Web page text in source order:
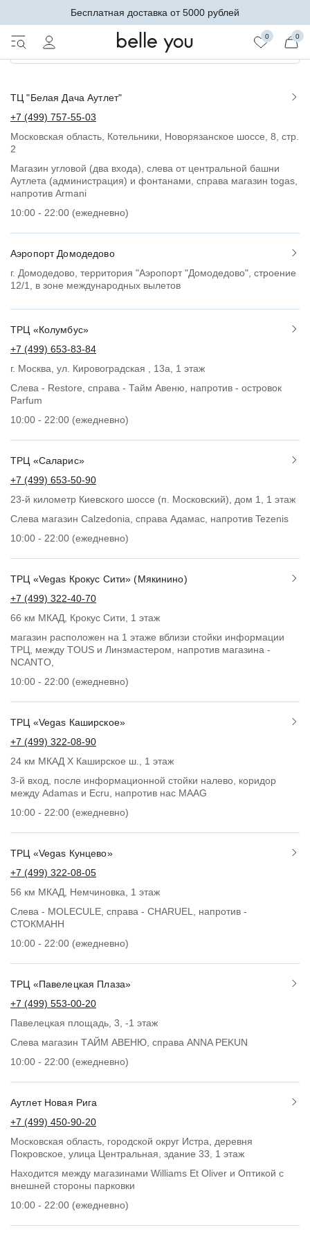
Бесплатная доставка от 5000 рублей
0 0
МАГАЗИНЫ BELLE YOU В МОСКВЕ
Москва
ТЦ "Белая Дача Аутлет"
+7 (499) 757-55-03
Московская область, Котельники, Новорязанское шоссе, 8, стр.
2
Магазин угловой (два входа), слева от центральной башни
Аутлета (администрация) и фонтанами, справа магазин togas,
напротив Armani
10:00 - 22:00 (ежедневно)
Аэропорт Домодедово
г. Домодедово, территория "Аэропорт "Домодедово", строение
12/1, в зоне международных вылетов
ТРЦ «Колумбус»
+7 (499) 653-83-84
г. Москва, ул. Кировоградская , 13а, 1 этаж
Слева - Restore, справа - Тайм Авеню, напротив - островок
Parfum
10:00 - 22:00 (ежедневно)
ТРЦ «Саларис»
+7 (499) 653-50-90
23-й километр Киевского шоссе (п. Московский), дом 1, 1 этаж
Слева магазин Calzedonia, справа Адамас, напротив Tezenis
10:00 - 22:00 (ежедневно)
ТРЦ «Vegas Крокус Сити» (Мякинино)
+7 (499) 322-40-70
66 км МКАД, Крокус Сити, 1 этаж
магазин расположен на 1 этаже вблизи стойки информации
ТРЦ, между TOUS и Линзмастером, напротив магазина -
NCANTO,
10:00 - 22:00 (ежедневно)
ТРЦ «Vegas Каширское»
+7 (499) 322-08-90
24 км МКАД Х Каширское ш., 1 этаж
3-й вход, после информационной стойки налево, коридор
между Adamas и Ecru, напротив нас MAAG
10:00 - 22:00 (ежедневно)
ТРЦ «Vegas Кунцево»
+7 (499) 322-08-05
56 км МКАД, Немчиновка, 1 этаж
Слева - MOLECULE, справа - CHARUEL, напротив -
СТОКМАНН
10:00 - 22:00 (ежедневно)
ТРЦ «Павелецкая Плаза»
+7 (499) 553-00-20
Павелецкая площадь, 3, -1 этаж
Слева магазин ТАЙМ АВЕНЮ, справа ANNA PEKUN
10:00 - 22:00 (ежедневно)
Аутлет Новая Рига
+7 (499) 450-90-20
Moсковская область, городской округ Истра, деревня
Покровское, улица Центральная, здание 33, 1 этаж
Находится между магазинами Williams Et Oliver и Оптикой с
внешней стороны парковки
10:00 - 22:00 (ежедневно)